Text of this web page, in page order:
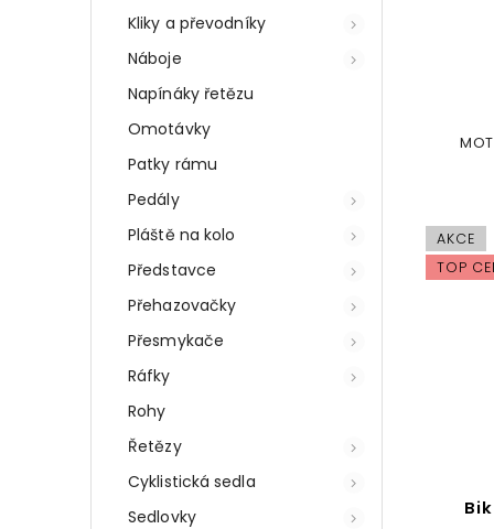
Kliky a převodníky
Náboje
Napínáky řetězu
Omotávky
Patky rámu
Pedály
Pláště na kolo
Představce
Přehazovačky
Přesmykače
Ráfky
Rohy
Řetězy
Cyklistická sedla
Sedlovky
AKCE
TOP